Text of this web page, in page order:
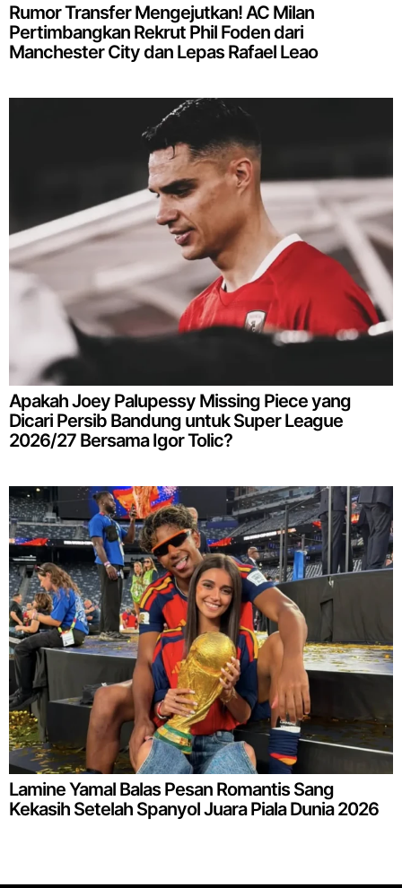
Rumor Transfer Mengejutkan! AC Milan
Pertimbangkan Rekrut Phil Foden dari
Manchester City dan Lepas Rafael Leao
Apakah Joey Palupessy Missing Piece yang
Dicari Persib Bandung untuk Super League
2026/27 Bersama Igor Tolic?
Lamine Yamal Balas Pesan Romantis Sang
Kekasih Setelah Spanyol Juara Piala Dunia 2026